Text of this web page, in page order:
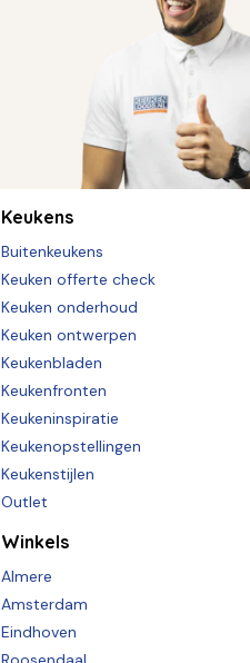
Keukens
Buitenkeukens
Keuken offerte check
Keuken onderhoud
Keuken ontwerpen
Keukenbladen
Keukenfronten
Keukeninspiratie
Keukenopstellingen
Keukenstijlen
Outlet
Winkels
Almere
Amsterdam
Eindhoven